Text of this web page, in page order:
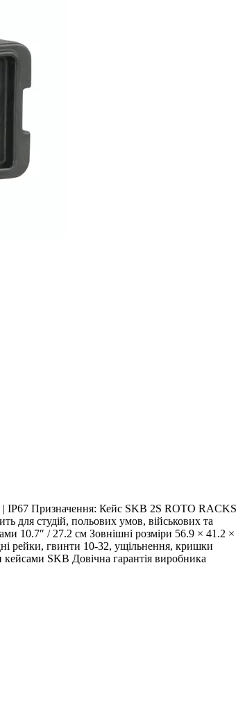
IP67 Призначення: Кейс SKB 2S ROTO RACKS
для студій, польових умов, військових та
10.7″ / 27.2 см Зовнішні розміри 56.9 × 41.2 ×
рейки, гвинти 10-32, ущільнення, кришки
SKB Довічна гарантія виробника